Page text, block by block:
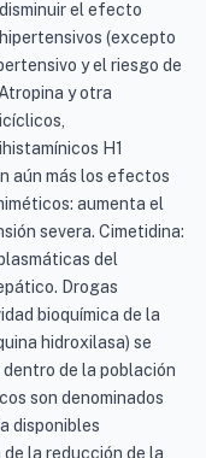
el efecto
(excepto
y el riesgo de
y otra
H1
aún más los efectos
aumenta el
severa. Cimetidina:
del
Drogas
bioquímica de la
hidroxilasa) se
de la población
son denominados
disponibles
la reducción de la